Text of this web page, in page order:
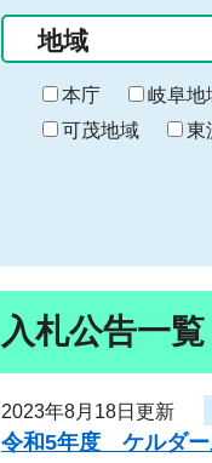
の
始
ま
り
地域
本庁 岐阜地
可茂地域
東
入札公告一覧
2023年8月18日更新
令和5年度 ケルダー